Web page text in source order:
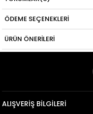
ilgili bankanın tasarrufundadır.
ÖDEME SEÇENEKLERI
ÜRÜN ÖNERILERI
ALIŞVERİŞ BİLGİLERİ